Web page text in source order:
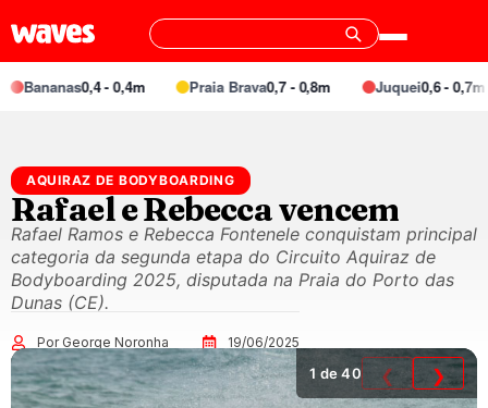
Bananas0,4 - 0,4m Praia Brava0,7 - 0,8m Juquei0,6 - 0,7m
AQUIRAZ DE BODYBOARDING
Rafael e Rebecca vencem
Rafael Ramos e Rebecca Fontenele conquistam principal
categoria da segunda etapa do Circuito Aquiraz de
Bodyboarding 2025, disputada na Praia do Porto das
Dunas (CE).
Por George Noronha 19/06/2025
1 de 40 ❮ ❯